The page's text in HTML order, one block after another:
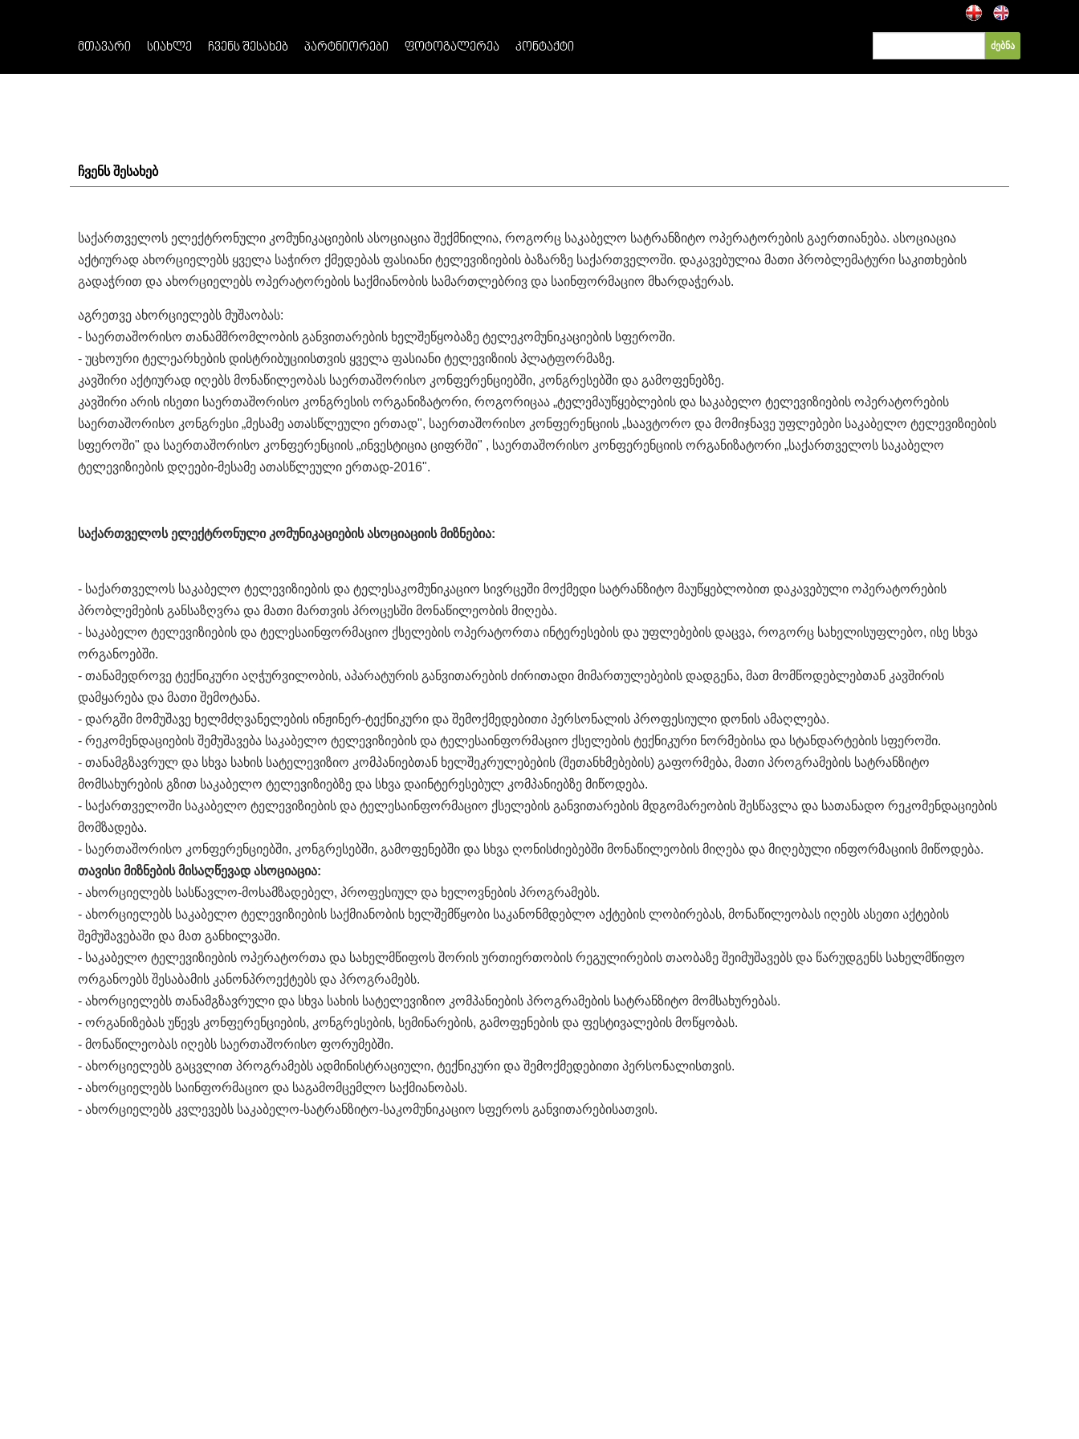
ᲛᲗᲐᲕᲐᲠᲘ ᲡᲘᲐᲮᲚᲔ ᲩᲕᲔᲜᲡ ᲨᲔᲡᲐᲮᲔᲑ ᲞᲐᲠᲢᲜᲘᲝᲠᲔᲑᲘ ᲤᲝᲢᲝᲒᲐᲚᲔᲠᲔᲐ ᲙᲝᲜᲢᲐᲥᲢᲘ
ჩვენს შესახებ
საქართველოს ელექტრონული კომუნიკაციების ასოციაცია შექმნილია, როგორც საკაბელო სატრანზიტო ოპერატორების გაერთიანება. ასოციაცია
აქტიურად ახორციელებს ყველა საჭირო ქმედებას ფასიანი ტელევიზიების ბაზარზე საქართველოში. დაკავებულია მათი პრობლემატური საკითხების
გადაჭრით და ახორციელებს ოპერატორების საქმიანობის სამართლებრივ და საინფორმაციო მხარდაჭერას.
აგრეთვე ახორციელებს მუშაობას:
- საერთაშორისო თანამშრომლობის განვითარების ხელშეწყობაზე ტელეკომუნიკაციების სფეროში.
- უცხოური ტელეარხების დისტრიბუციისთვის ყველა ფასიანი ტელევიზიის პლატფორმაზე.
კავშირი აქტიურად იღებს მონაწილეობას საერთაშორისო კონფერენციებში, კონგრესებში და გამოფენებზე.
კავშირი არის ისეთი საერთაშორისო კონგრესის ორგანიზატორი, როგორიცაა „ტელემაუწყებლების და საკაბელო ტელევიზიების ოპერატორების
საერთაშორისო კონგრესი „მესამე ათასწლეული ერთად", საერთაშორისო კონფერენციის „საავტორო და მომიჯნავე უფლებები საკაბელო ტელევიზიების
სფეროში" და საერთაშორისო კონფერენციის „ინვესტიცია ციფრში" , საერთაშორისო კონფერენციის ორგანიზატორი „საქართველოს საკაბელო
ტელევიზიების დღეები-მესამე ათასწლეული ერთად-2016".
საქართველოს ელექტრონული კომუნიკაციების ასოციაციის მიზნებია:
- საქართველოს საკაბელო ტელევიზიების და ტელესაკომუნიკაციო სივრცეში მოქმედი სატრანზიტო მაუწყებლობით დაკავებული ოპერატორების
პრობლემების განსაზღვრა და მათი მართვის პროცესში მონაწილეობის მიღება.
- საკაბელო ტელევიზიების და ტელესაინფორმაციო ქსელების ოპერატორთა ინტერესების და უფლებების დაცვა, როგორც სახელისუფლებო, ისე სხვა
ორგანოებში.
- თანამედროვე ტექნიკური აღჭურვილობის, აპარატურის განვითარების ძირითადი მიმართულებების დადგენა, მათ მომწოდებლებთან კავშირის
დამყარება და მათი შემოტანა.
- დარგში მომუშავე ხელმძღვანელების ინჟინერ-ტექნიკური და შემოქმედებითი პერსონალის პროფესიული დონის ამაღლება.
- რეკომენდაციების შემუშავება საკაბელო ტელევიზიების და ტელესაინფორმაციო ქსელების ტექნიკური ნორმებისა და სტანდარტების სფეროში.
- თანამგზავრულ და სხვა სახის სატელევიზიო კომპანიებთან ხელშეკრულებების (შეთანხმებების) გაფორმება, მათი პროგრამების სატრანზიტო
მომსახურების გზით საკაბელო ტელევიზიებზე და სხვა დაინტერესებულ კომპანიებზე მიწოდება.
- საქართველოში საკაბელო ტელევიზიების და ტელესაინფორმაციო ქსელების განვითარების მდგომარეობის შესწავლა და სათანადო რეკომენდაციების
მომზადება.
- საერთაშორისო კონფერენციებში, კონგრესებში, გამოფენებში და სხვა ღონისძიებებში მონაწილეობის მიღება და მიღებული ინფორმაციის მიწოდება.
თავისი მიზნების მისაღწევად ასოციაცია:
- ახორციელებს სასწავლო-მოსამზადებელ, პროფესიულ და ხელოვნების პროგრამებს.
- ახორციელებს საკაბელო ტელევიზიების საქმიანობის ხელშემწყობი საკანონმდებლო აქტების ლობირებას, მონაწილეობას იღებს ასეთი აქტების
შემუშავებაში და მათ განხილვაში.
- საკაბელო ტელევიზიების ოპერატორთა და სახელმწიფოს შორის ურთიერთობის რეგულირების თაობაზე შეიმუშავებს და წარუდგენს სახელმწიფო
ორგანოებს შესაბამის კანონპროექტებს და პროგრამებს.
- ახორციელებს თანამგზავრული და სხვა სახის სატელევიზიო კომპანიების პროგრამების სატრანზიტო მომსახურებას.
- ორგანიზებას უწევს კონფერენციების, კონგრესების, სემინარების, გამოფენების და ფესტივალების მოწყობას.
- მონაწილეობას იღებს საერთაშორისო ფორუმებში.
- ახორციელებს გაცვლით პროგრამებს ადმინისტრაციული, ტექნიკური და შემოქმედებითი პერსონალისთვის.
- ახორციელებს საინფორმაციო და საგამომცემლო საქმიანობას.
- ახორციელებს კვლევებს საკაბელო-სატრანზიტო-საკომუნიკაციო სფეროს განვითარებისათვის.